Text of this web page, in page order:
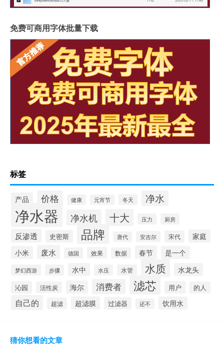
免费可商用字体批量下载
标签
产品 价格 健康 元宵节 冬天 净水
净水器 净水机 十大 压力 厨房
反渗透 史密斯 品牌 唐代 安吉尔 宋代
家庭
小米
废水 德国 效果 数据 春节 是一个
梦幻西游 步骤 水中 水压 水管 水质 水龙头
沁园 活性炭 海尔 消费者 滤芯 用户 的人
自己的 超滤 超滤膜 过滤器 还不 饮用水
猜你想看的文章